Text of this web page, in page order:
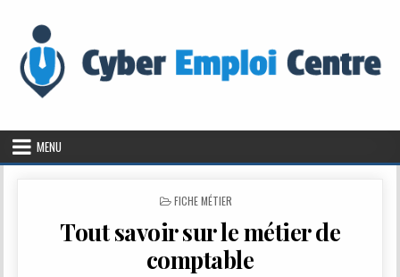
MENU
POSTED IN
FICHE MÉTIER
Tout savoir sur le métier de
comptable